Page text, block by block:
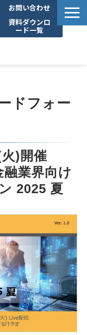
お問い合わせ
資料ダウンロ
ード一覧
ドフォー
)開催
融業界向け
2025 夏